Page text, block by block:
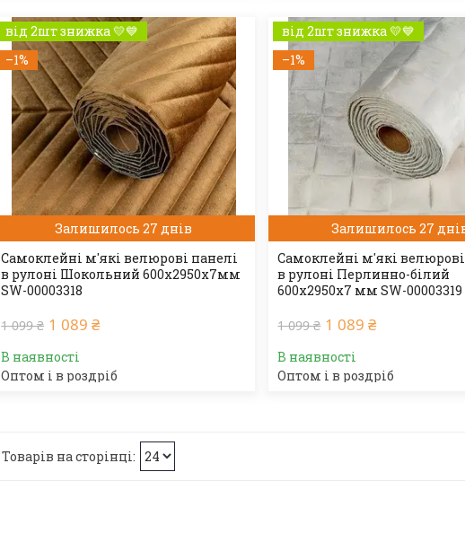
від 2шт знижка 💛💙
–1%
Залишилось 27 днів
Самоклейні м'які велюрові панелі
в рулоні Шокольний 600х2950х7мм
SW-00003318
1 099 ₴ 1 089 ₴
В наявності
Оптом і в роздріб
від 2шт знижка 💛💙
–1%
Залишилось 27
Самоклейні м'які
в рулоні Перлинно-білий
600х2950х7 мм SW-00003319
1 099 ₴ 1 089 ₴
В наявності
Оптом і в роздріб